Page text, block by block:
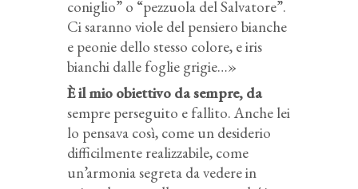
coniglio” o “pezzuola del Salvatore”.
Ci saranno viole del pensiero bianche
e peonie dello stesso colore, e iris
bianchi dalle foglie grigie…»
È il mio obiettivo da sempre, da
sempre perseguito e fallito. Anche lei
lo pensava così, come un desiderio
difficilmente realizzabile, come
un’armonia segreta da vedere in